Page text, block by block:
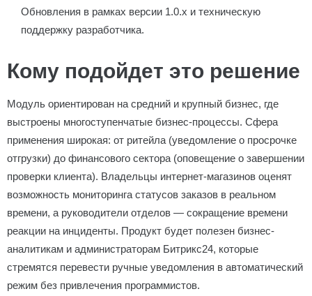
Обновления в рамках версии 1.0.x и техническую
поддержку разработчика.
Кому подойдет это решение
Модуль ориентирован на средний и крупный бизнес, где
выстроены многоступенчатые бизнес-процессы. Сфера
применения широкая: от ритейла (уведомление о просрочке
отгрузки) до финансового сектора (оповещение о завершении
проверки клиента). Владельцы интернет-магазинов оценят
возможность мониторинга статусов заказов в реальном
времени, а руководители отделов — сокращение времени
реакции на инциденты. Продукт будет полезен бизнес-
аналитикам и администраторам Битрикс24, которые
стремятся перевести ручные уведомления в автоматический
режим без привлечения программистов.